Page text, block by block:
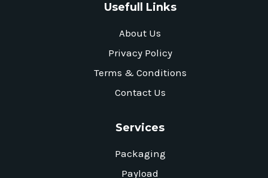
Usefull Links
About Us
Privacy Policy
Terms & Conditions
Contact Us
Services
Packaging
Payload